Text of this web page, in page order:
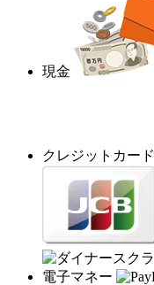
現金
クレジットカード
電子マネー